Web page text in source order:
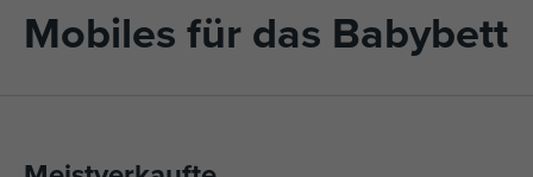
Mobiles für das Babybett